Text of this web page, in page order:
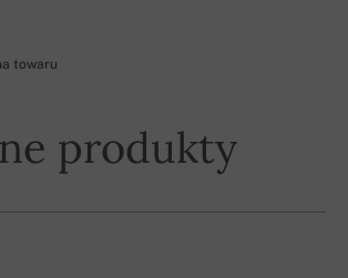
towaru
produkty